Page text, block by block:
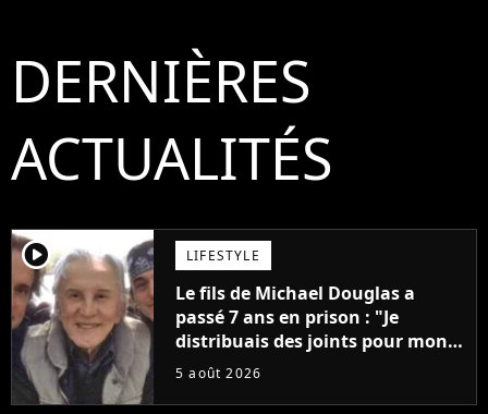
DERNIÈRES
ACTUALITÉS
player2 LIFESTYLE
Le fils de Michael Douglas a
passé 7 ans en prison : "Je
distribuais des joints pour mon
père"
5 août 2026